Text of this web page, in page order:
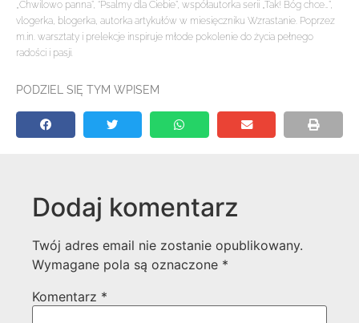
„Chwilowo panna”, “Psalmy dla Ciebie”, współautorka serii „Tak! Bóg chce…”,
vlogerka, blogerka, autorka artykułów w miesięczniku Wzrastanie. Poprzez
m.in. warsztaty i prelekcje inspiruje młode pokolenie do życia pełnego
radości i pasji.
PODZIEL SIĘ TYM WPISEM
Dodaj komentarz
Twój adres email nie zostanie opublikowany.
Wymagane pola są oznaczone *
Komentarz *